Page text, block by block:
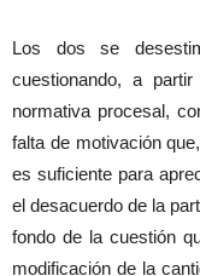
Los dos se
cuestionando, a
normativa procesal,
falta de motivación
es suficiente para
el desacuerdo de la
fondo de la cuestión
modificación de la